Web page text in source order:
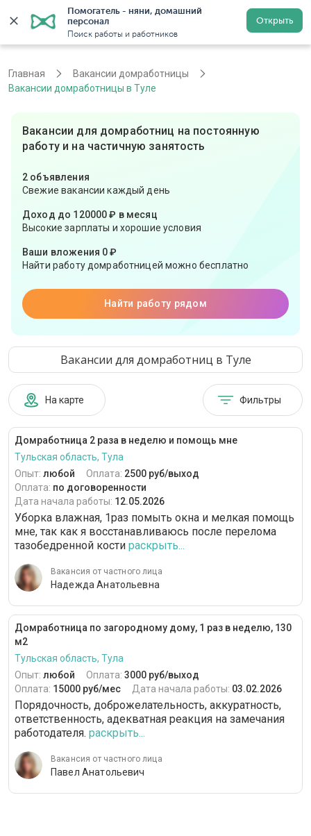
Помогатель - няни, домашний
персонал
Поиск работы и работников
Открыть
Регистрация
Главная
Вакансии домработницы
Вакансии домработницы в Туле
Вакансии для домработниц на постоянную
работу и на частичную занятость
2 объявления
Свежие вакансии каждый день
Доход до 120000 ₽ в месяц
Высокие зарплаты и хорошие условия
Ваши вложения 0 ₽
Найти работу домработницей можно бесплатно
Найти работу рядом
Вакансии для домработниц в Туле
На карте Фильтры
Домработница 2 раза в неделю и помощь мне
Тульская область, Тула
Опыт: любой Оплата: 2500 руб/выход
Оплата: по договоренности
Дата начала работы: 12.05.2026
Уборка влажная, 1раз помыть окна и мелкая помощь
мне, так как я восстанавливаюсь после перелома
тазобедренной кости раскрыть...
Вакансия от частного лица
Надежда Анатольевна
Домработница по загородному дому, 1 раз в неделю, 130
м2
Тульская область, Тула
Опыт: любой Оплата: 3000 руб/выход
Оплата: 15000 руб/мес Дата начала работы: 03.02.2026
Порядочность, доброжелательность, аккуратность,
ответственность, адекватная реакция на замечания
работодателя. раскрыть...
Вакансия от частного лица
Павел Анатольевич